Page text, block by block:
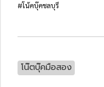
#โน้คบุ๊คชลบุรี
โน๊ตบุ๊คมือสอง